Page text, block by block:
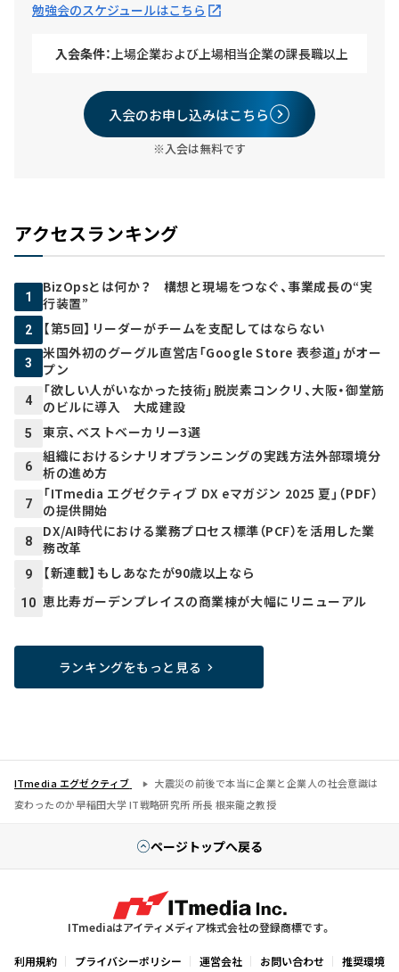
勉強会のスケジュールはこちら
入会条件：上場企業および上場相当企業の課長職以上
入会のお申し込みはこちら
※入会は無料です
アクセスランキング
1
BizOpsとは何か？ 構想と現場をつなぐ、事業成長の“実
行装置”
2 【第5回】リーダーがチームを支配してはならない
3
米国外初のグーグル直営店「Google Store 表参道」がオー
プン
4
「欲しい人がいなかった技術」脱炭素コンクリ、大阪・御堂筋
のビルに導入 大成建設
5 東京、ベストベーカリー3選
6
組織におけるシナリオプランニングの実践方法――外部環境分
析の進め方
7
「ITmedia エグゼクティブ DX eマガジン 2025 夏」（PDF）
の提供開始
8
DX/AI時代における業務プロセス標準（PCF）を活用した業
務改革
9 【新連載】もしあなたが90歳以上なら
10 恵比寿ガーデンプレイスの商業棟が大幅にリニューアル
ランキングをもっと見る
ITmedia エグゼクティブ
大震災の前後で本当に企業と企業人の社会意識は
変わったのか――早稲田大学 IT戦略研究所 所長 根来龍之教授
ページトップへ戻る
ITmediaはアイティメディア株式会社の登録商標です。
利用規約 プライバシーポリシー 運営会社 お問い合わせ 推奨環境